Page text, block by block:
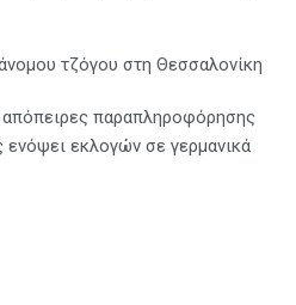
τζόγου στη Θεσσαλονίκη
απόπειρες παραπληροφόρησης
εκλογών σε γερμανικά